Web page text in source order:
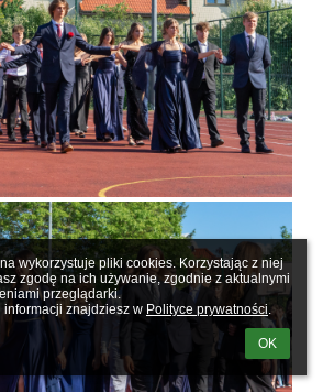
wykorzystuje pliki cookies. Korzystając z niej
zgodę na ich używanie, zgodnie z aktualnymi
przeglądarki.
informacji znajdziesz w Polityce prywatności.
OK